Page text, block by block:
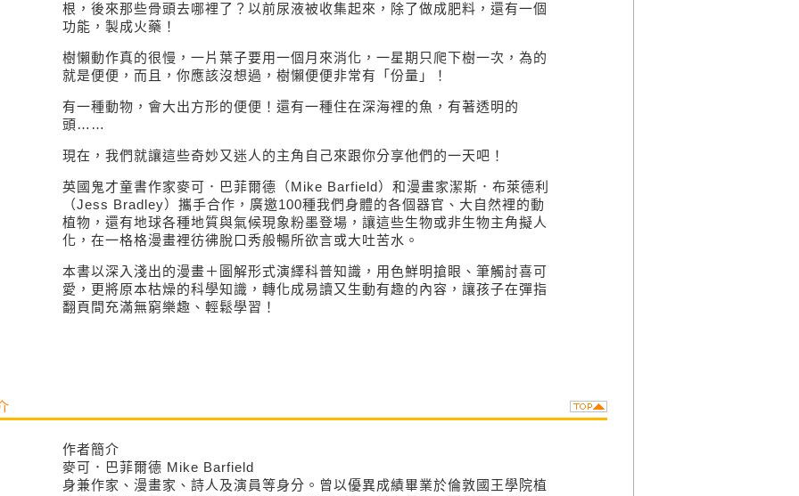
根，後來那些骨頭去哪裡了？以前尿液被收集起來，除了做成肥料，還有一個
功能，製成火藥！
樹懶動作真的很慢，一片葉子要用一個月來消化，一星期只爬下樹一次，為的
就是便便，而且，你應該沒想過，樹懶便便非常有「份量」！
有一種動物，會大出方形的便便！還有一種住在深海裡的魚，有著透明的
頭……
現在，我們就讓這些奇妙又迷人的主角自己來跟你分享他們的一天吧！
英國鬼才童書作家麥可．巴菲爾德（Mike Barfield）和漫畫家潔斯．布萊德利
（Jess Bradley）攜手合作，廣邀100種我們身體的各個器官、大自然裡的動
植物，還有地球各種地質與氣候現象粉墨登場，讓這些生物或非生物主角擬人
化，在一格格漫畫裡彷彿脫口秀般暢所欲言或大吐苦水。
本書以深入淺出的漫畫＋圖解形式演繹科普知識，用色鮮明搶眼、筆觸討喜可
愛，更將原本枯燥的科學知識，轉化成易讀又生動有趣的內容，讓孩子在彈指
翻頁間充滿無窮樂趣、輕鬆學習！
作者簡介
麥可．巴菲爾德 Mike Barfield
身兼作家、漫畫家、詩人及演員等身分。曾以優異成績畢業於倫敦國王學院植